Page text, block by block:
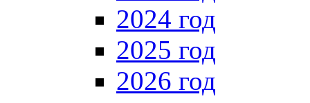
2024 год
2025 год
2026 год